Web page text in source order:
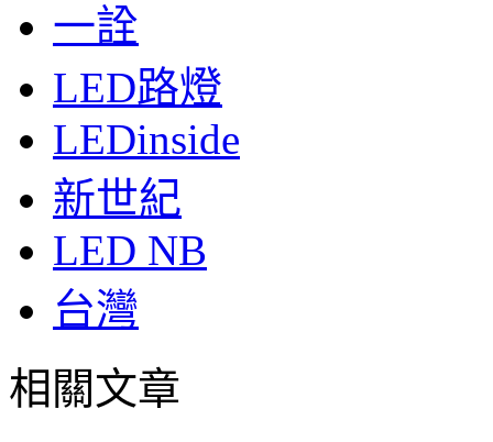
一詮
LED路燈
LEDinside
新世紀
LED NB
台灣
相關文章